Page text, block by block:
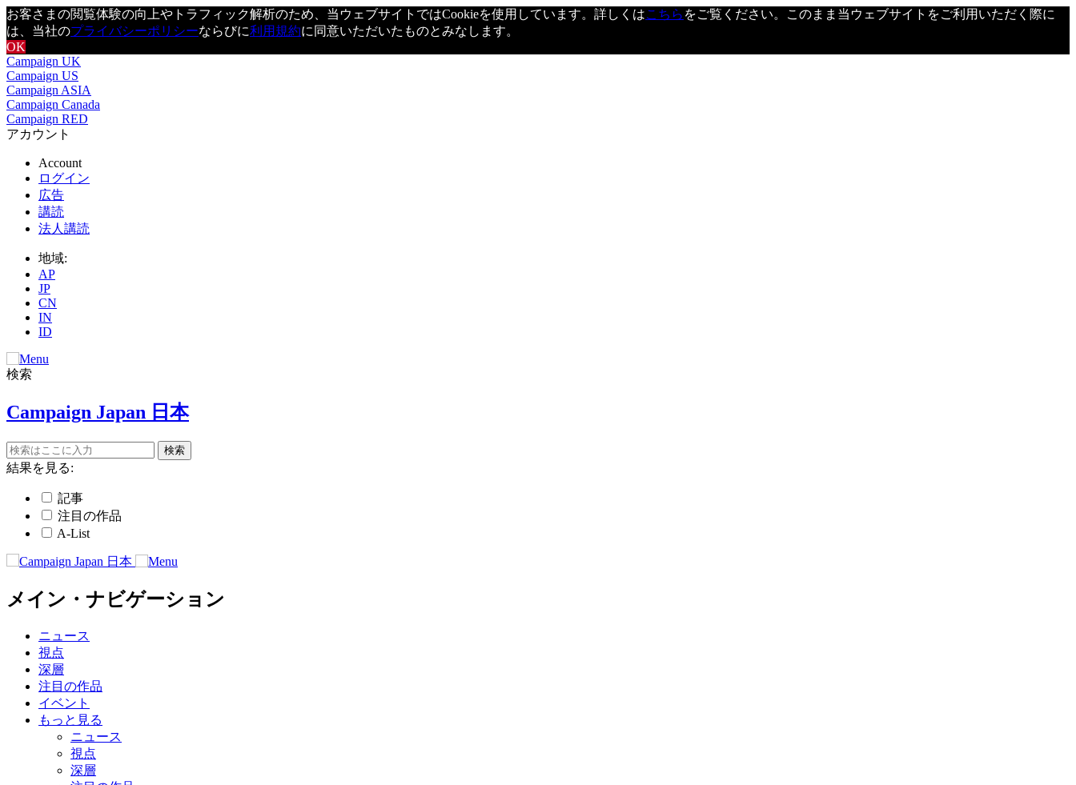
お客さまの閲覧体験の向上やトラフィック解析のため、当ウェブサイトではCookieを使用しています。詳しくはこちら をご覧ください。このまま当ウェブサイトをご利用いただく際に
は、当社のプライバシーポリシーならびに利用規約に同意いただいたものとみなします。
OK
Campaign UK
Campaign US
Campaign ASIA
Campaign Canada
Campaign RED
アカウント
Account
ログイン
広告
講読
法人講読
地域:
AP
JP
CN
IN
ID
検索
Campaign Japan 日本
結果を見る:
記事
注目の作品
A-List
メイン・ナビゲーション
ニュース
視点
深層
注目の作品
イベント
もっと見る
ニュース
視点
深層